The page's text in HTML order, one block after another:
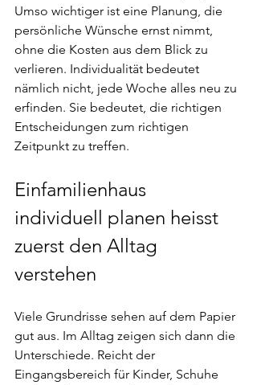
Umso wichtiger ist eine Planung, die
persönliche Wünsche ernst nimmt,
ohne die Kosten aus dem Blick zu
verlieren. Individualität bedeutet
nämlich nicht, jede Woche alles neu zu
erfinden. Sie bedeutet, die richtigen
Entscheidungen zum richtigen
Zeitpunkt zu treffen.
Einfamilienhaus
individuell planen heisst
zuerst den Alltag
verstehen
Viele Grundrisse sehen auf dem Papier
gut aus. Im Alltag zeigen sich dann die
Unterschiede. Reicht der
Eingangsbereich für Kinder, Schuhe